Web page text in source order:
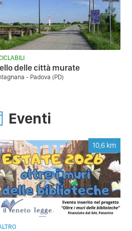
delle città murate
- Padova (PD)
Eventi
10,6 km